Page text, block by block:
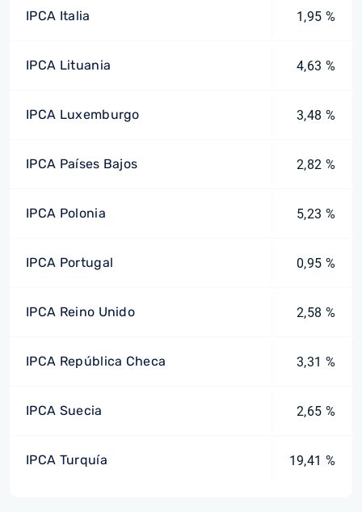
IPCA Italia 1,95 %
IPCA Lituania 4,63 %
IPCA Luxemburgo 3,48 %
IPCA Países Bajos 2,82 %
IPCA Polonia 5,23 %
IPCA Portugal 0,95 %
IPCA Reino Unido 2,58 %
IPCA República Checa 3,31 %
IPCA Suecia 2,65 %
IPCA Turquía 19,41 %